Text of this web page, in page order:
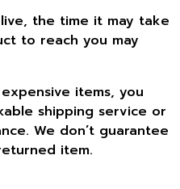
the time it may take
to reach you may
items, you
shipping service or
We don’t guarantee
item.